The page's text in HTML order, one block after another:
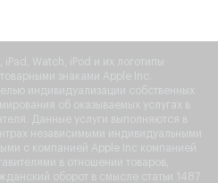
Watch, iPod и их логотипы
знаками Apple Inc.
индивидуализации собственных
об оказываемых услугах в
Данные услуги выполняются в
независимыми индивидуальными
с компанией Apple Inc компанией
в отношении товаров,
оборот в смысле статьи 1487